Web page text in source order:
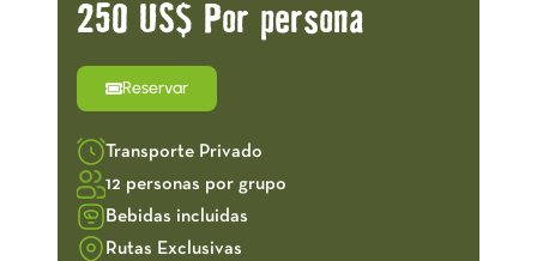
250 US$ Por persona
Reservar
Transporte Privado
12 personas por grupo
Bebidas incluidas
Rutas Exclusivas